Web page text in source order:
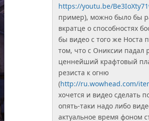
https://youtu.be/
пример), можно было бы
вкратце о способностях
бы видео с того же Носта
том, что с Ониксии падал
ценнейший крафтовый
резиста к огню
(http://ru.wowhead.com/
хочется и видео сделать
опять-таки надо либо
актуальное время фоном